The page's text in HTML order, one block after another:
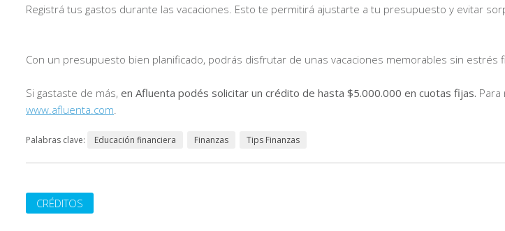
Registrá tus gastos durante las vacaciones. Esto te permitirá ajustarte a tu presupuesto y evitar
Con un presupuesto bien planificado, podrás disfrutar de unas vacaciones memorables sin estrés
Si gastaste de más, en Afluenta podés solicitar un crédito de hasta $5.000.000 en cuotas fijas. Para
www.afluenta.com
Palabras clave: Educación financiera Finanzas Tips Finanzas
CRÉDITOS